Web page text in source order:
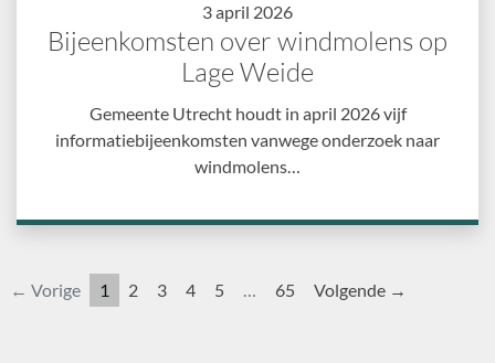
3 april 2026
Bijeenkomsten over windmolens op
Lage Weide
Gemeente Utrecht houdt in april 2026 vijf
informatiebijeenkomsten vanwege onderzoek naar
windmolens…
← Vorige 1 2 3 4 5 … 65 Volgende →